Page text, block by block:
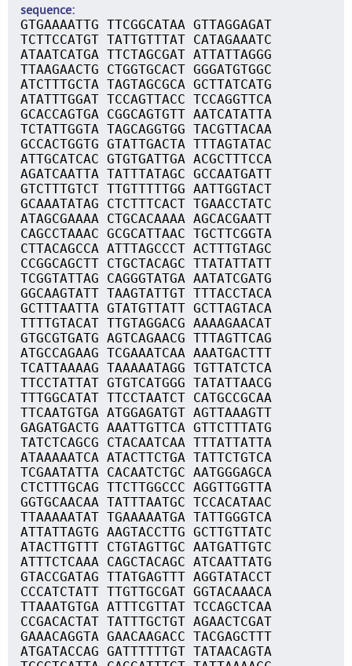
sequence
GTGAAAATTG TTCGGCATAA GTTAGGAGAT
TCTTCCATGT TATTGTTTAT CATAGAAATC
ATAATCATGA TTCTAGCGAT ATTATTAGGG
TTAAGAACTG CTGGTGCACT GGGATGTGGC
ATCTTTGCTA TAGTAGCGCA GCTTATCATG
ATATTTGGAT TCCAGTTACC TCCAGGTTCA
GCACCAGTGA CGGCAGTGTT AATCATATTA
TCTATTGGTA TAGCAGGTGG TACGTTACAA
GCCACTGGTG GTATTGACTA TTTAGTATAC
ATTGCATCAC GTGTGATTGA ACGCTTTCCA
AGATCAATTA TATTTATAGC GCCAATGATT
GTCTTTGTCT TTGTTTTTGG AATTGGTACT
GCAAATATAG CTCTTTCACT TGAACCTATC
ATAGCGAAAA CTGCACAAAA AGCACGAATT
CAGCCTAAAC GCGCATTAAC TGCTTCGGTA
CTTACAGCCA ATTTAGCCCT ACTTTGTAGC
CCGGCAGCTT CTGCTACAGC TTATATTATT
TCGGTATTAG CAGGGTATGA AATATCGATG
GGCAAGTATT TAAGTATTGT TTTACCTACA
GCTTTAATTA GTATGTTATT GCTTAGTACA
TTTTGTACAT TTGTAGGACG AAAAGAACAT
GTGCGTGATG AGTCAGAACG TTTAGTTCAG
ATGCCAGAAG TCGAAATCAA AAATGACTTT
TCATTAAAAG TAAAAATAGG TGTTATCTCA
TTCCTATTAT GTGTCATGGG TATATTAACG
TTTGGCATAT TTCCTAATCT CATGCCGCAA
TTCAATGTGA ATGGAGATGT AGTTAAAGTT
GAGATGACTG AAATTGTTCA GTTCTTTATG
TATCTCAGCG CTACAATCAA TTTATTATTA
ATAAAAATCA ATACTTCTGA TATTCTGTCA
TCGAATATTA CACAATCTGC AATGGGAGCA
CTCTTTGCAG TTCTTGGCCC AGGTTGGTTA
GGTGCAACAA TATTTAATGC TCCACATAAC
TTAAAAATAT TGAAAAATGA TATTGGGTCA
ATTATTAGTG AAGTACCTTG GCTTGTTATC
ATACTTGTTT CTGTAGTTGC AATGATTGTC
ATTTCTCAAA CAGCTACAGC ATCAATTATG
GTACCGATAG TTATGAGTTT AGGTATACCT
CCCATCTATT TTGTTGCGAT GGTACAAACA
TTAAATGTGA ATTTCGTTAT TCCAGCTCAA
CCGACACTAT TATTTGCTGT AGAACTCGAT
GAAACAGGTA GAACAAGACC TACGAGCTTT
ATGATACCAG GATTTTTTGT TATAACAGTA